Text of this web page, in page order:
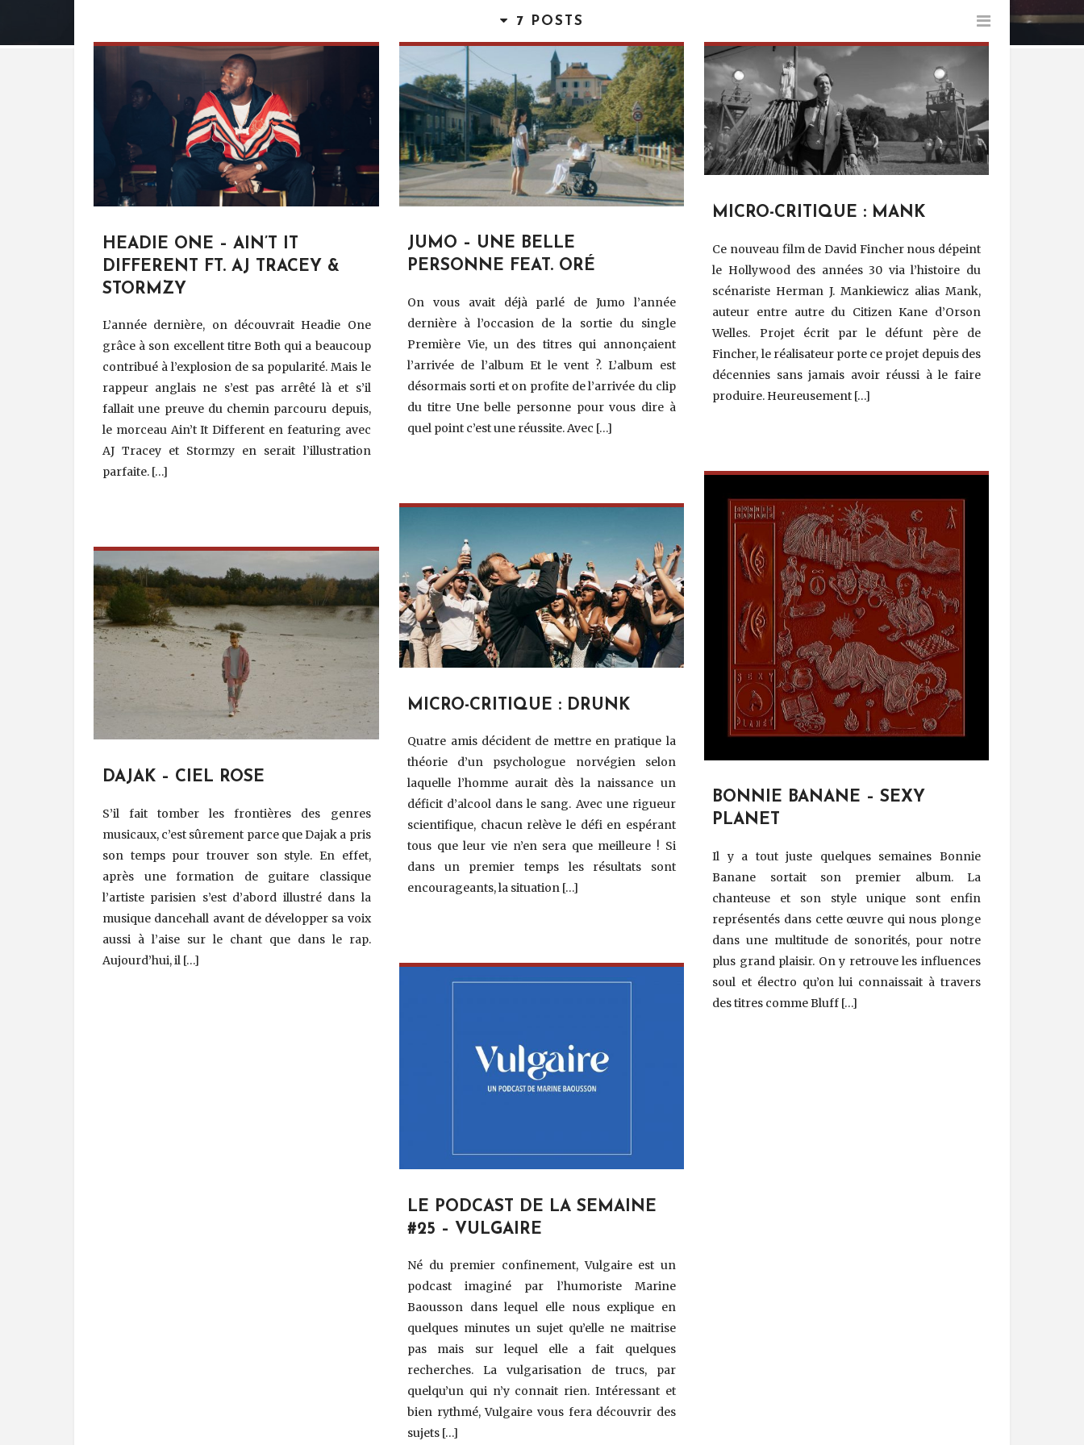
7 POSTS
HEADIE ONE – AIN’T IT
DIFFERENT FT. AJ TRACEY &
STORMZY
L’année dernière, on découvrait Headie One
grâce à son excellent titre Both qui a beaucoup
contribué à l’explosion de sa popularité. Mais le
rappeur anglais ne s’est pas arrêté là et s’il
fallait une preuve du chemin parcouru depuis,
le morceau Ain’t It Different en featuring avec
AJ Tracey et Stormzy en serait l’illustration
parfaite. […]
JUMO – UNE BELLE
PERSONNE FEAT. ORÉ
On vous avait déjà parlé de Jumo l’année
dernière à l’occasion de la sortie du single
Première Vie, un des titres qui annonçaient
l’arrivée de l’album Et le vent ?. L’album est
désormais sorti et on profite de l’arrivée du clip
du titre Une belle personne pour vous dire à
quel point c’est une réussite. Avec […]
MICRO-CRITIQUE : MANK
Ce nouveau film de David Fincher nous dépeint
le Hollywood des années 30 via l’histoire du
scénariste Herman J. Mankiewicz alias Mank,
auteur entre autre du Citizen Kane d’Orson
Welles. Projet écrit par le défunt père de
Fincher, le réalisateur porte ce projet depuis des
décennies sans jamais avoir réussi à le faire
produire. Heureusement […]
BONNIE BANANE – SEXY
PLANET
Il y a tout juste quelques semaines Bonnie
Banane sortait son premier album. La
chanteuse et son style unique sont enfin
représentés dans cette œuvre qui nous plonge
dans une multitude de sonorités, pour notre
plus grand plaisir. On y retrouve les influences
soul et électro qu’on lui connaissait à travers
des titres comme Bluff […]
MICRO-CRITIQUE : DRUNK
Quatre amis décident de mettre en pratique la
théorie d’un psychologue norvégien selon
laquelle l’homme aurait dès la naissance un
déficit d’alcool dans le sang. Avec une rigueur
scientifique, chacun relève le défi en espérant
tous que leur vie n’en sera que meilleure ! Si
dans un premier temps les résultats sont
encourageants, la situation […]
DAJAK – CIEL ROSE
S’il fait tomber les frontières des genres
musicaux, c’est sûrement parce que Dajak a pris
son temps pour trouver son style. En effet,
après une formation de guitare classique
l’artiste parisien s’est d’abord illustré dans la
musique dancehall avant de développer sa voix
aussi à l’aise sur le chant que dans le rap.
Aujourd’hui, il […]
LE PODCAST DE LA SEMAINE
#25 – VULGAIRE
Né du premier confinement, Vulgaire est un
podcast imaginé par l’humoriste Marine
Baousson dans lequel elle nous explique en
quelques minutes un sujet qu’elle ne maitrise
pas mais sur lequel elle a fait quelques
recherches. La vulgarisation de trucs, par
quelqu’un qui n’y connait rien. Intéressant et
bien rythmé, Vulgaire vous fera découvrir des
sujets […]